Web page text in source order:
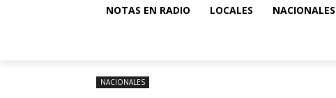
NOTAS EN RADIO LOCALES NACIONALES
NACIONALES